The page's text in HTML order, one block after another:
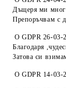
Дъщеря ми много
Препоръчвам с
OGDPR 26-03-
Благодаря
Затова си
OGDPR 14-03-